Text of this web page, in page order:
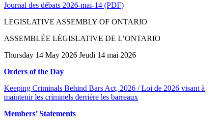
Journal des débats 2026-mai-14 (PDF)
LEGISLATIVE ASSEMBLY OF ONTARIO
ASSEMBLÉE LÉGISLATIVE DE L’ONTARIO
Thursday 14 May 2026 Jeudi 14 mai 2026
Orders of the Day
Keeping Criminals Behind Bars Act, 2026 / Loi de 2026 visant à
maintenir les criminels derrière les barreaux
Members’ Statements